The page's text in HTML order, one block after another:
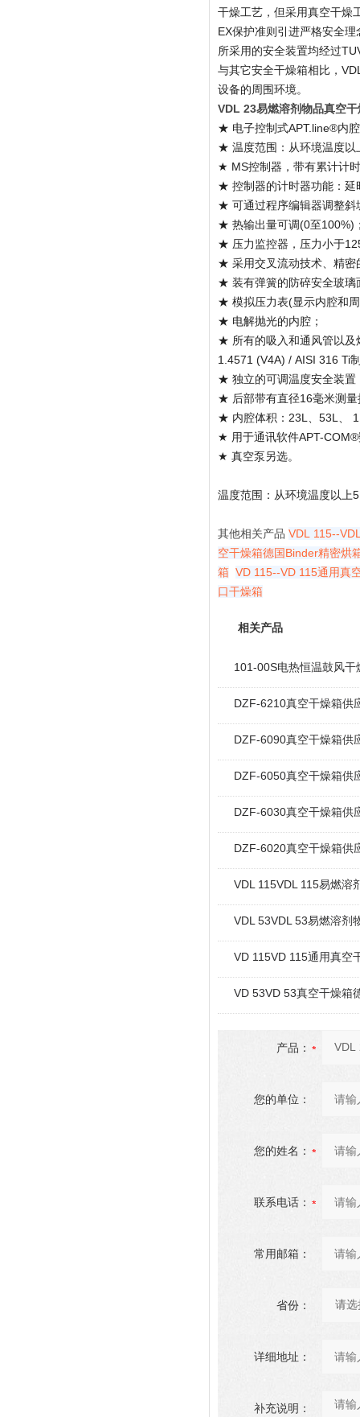
干燥工艺，但采用真空干燥
EX保护准则引进严格安全
所采用的安全装置均经过
与其它安全干燥箱相比，
设备的周围环境。
VDL 23易燃溶剂物品真空
★ 电子控制式APT.line®内
★ 温度范围：从环境温度以
★ MS控制器，带有累计计
★ 控制器的计时器功能：延
★ 可通过程序编辑器调整斜
★ 热输出量可调(0至100%)
★ 压力监控器，压力小于
★ 采用交叉流动技术、精密
★ 装有弹簧的防碎安全玻璃
★ 模拟压力表(显示内腔和
★ 电解抛光的内腔；
★ 所有的吸入和通风管以及
1.4571 (V4A) / AISI 316 Ti
★ 独立的可调温度安全装置
★ 后部带有直径16毫米测量
★ 内腔体积：23L、53L、
★ 用于通讯软件APT-
★ 真空泵另选。
温度范围：从环境温度以上
其他相关产品 VDL 115--
空干燥箱德国Binder精密烘
箱 VD 115--VD 115通用真
口干燥箱
相关产品
101-00S电热恒温鼓风干
DZF-6210真空干燥箱供
DZF-6090真空干燥箱供
DZF-6050真空干燥箱供
DZF-6030真空干燥箱供
DZF-6020真空干燥箱供
VDL 115VDL 115易燃溶
VDL 53VDL 53易燃溶剂
VD 115VD 115通用真空
VD 53VD 53真空干燥箱
产品：
您的单位：
您的姓名：
联系电话：
常用邮箱：
省份：
详细地址：
补充说明：